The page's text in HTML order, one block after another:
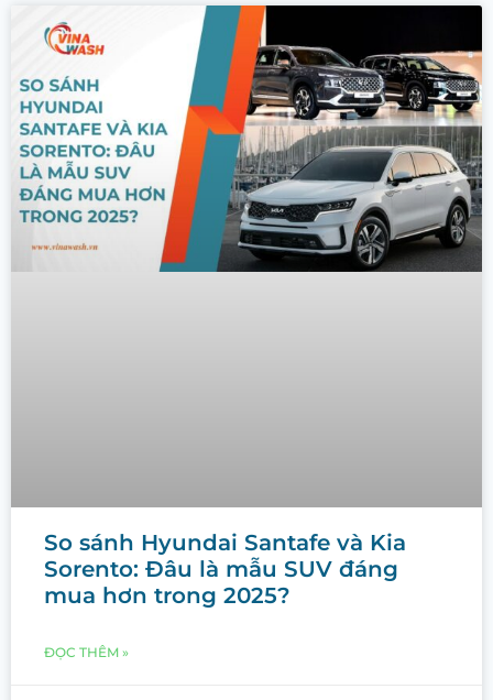
So sánh Hyundai Santafe và Kia
Sorento: Đâu là mẫu SUV đáng
mua hơn trong 2025?
ĐỌC THÊM »